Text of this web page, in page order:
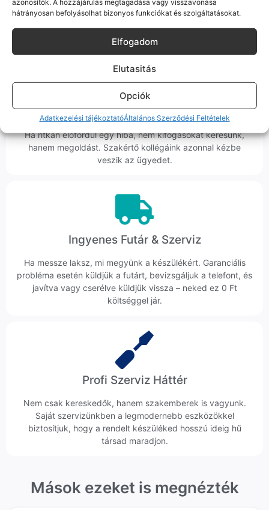
azonosítók. A hozzájárulás megtagadása vagy visszavonása
hátrányosan befolyásolhat bizonyos funkciókat és szolgáltatásokat.
Elfogadom
Elutasitás
Opciók
Adatkezelési tájékoztatóÁltalános Szerződési Feltételek
ember veszi fel a telefont, és személyesen is megtalálsz
minket Szegeden.
Korrekt Ügyintézés
Hibázni emberi dolog, de a felelősségvállalás nálunk alap.
Ha ritkán előfordul egy hiba, nem kifogásokat keresünk,
hanem megoldást. Szakértő kollégáink azonnal kézbe
veszik az ügyedet.
Ingyenes Futár & Szerviz
Ha messze laksz, mi megyünk a készülékért. Garanciális
probléma esetén küldjük a futárt, bevizsgáljuk a telefont, és
javítva vagy cserélve küldjük vissza – neked ez 0 Ft
költséggel jár.
Profi Szerviz Háttér
Nem csak kereskedők, hanem szakemberek is vagyunk.
Saját szervizünkben a legmodernebb eszközökkel
biztosítjuk, hogy a rendelt készüléked hosszú ideig hű
társad maradjon.
Mások ezeket is megnézték